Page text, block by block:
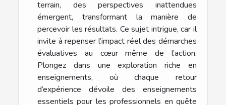
terrain, des perspectives inattendues
émergent, transformant la manière de
percevoir les résultats. Ce sujet intrigue, car il
invite à repenser l’impact réel des démarches
évaluatives au cœur même de l’action.
Plongez dans une exploration riche en
enseignements, où chaque retour
d’expérience dévoile des enseignements
essentiels pour les professionnels en quête